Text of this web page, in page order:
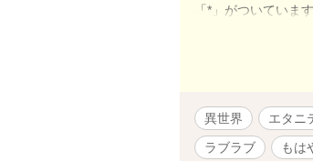
「*」がついてい
ンライトノベルさ
異世界 エタニ
ラブラブ
もは